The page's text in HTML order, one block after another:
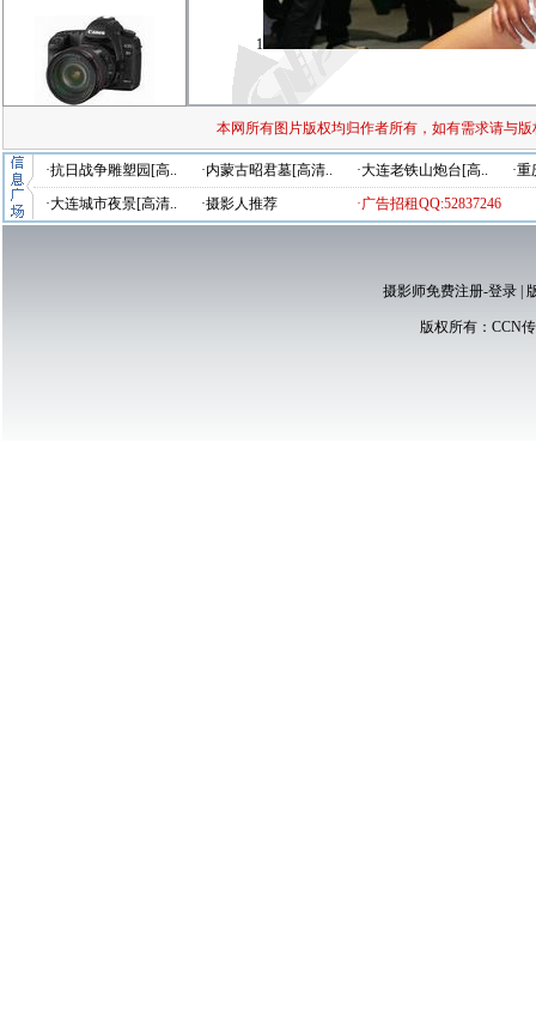
1
本网所有图片版权均归作者所有，如有需求请与
·抗日战争雕塑园[高.. ·内蒙古昭君墓[高清.. ·大连老铁山炮台[高..
·
·大连城市夜景[高清..
·摄影人推荐 ·广告招租QQ:52837246
摄影师免费注册-登录|
版权所有： CCN